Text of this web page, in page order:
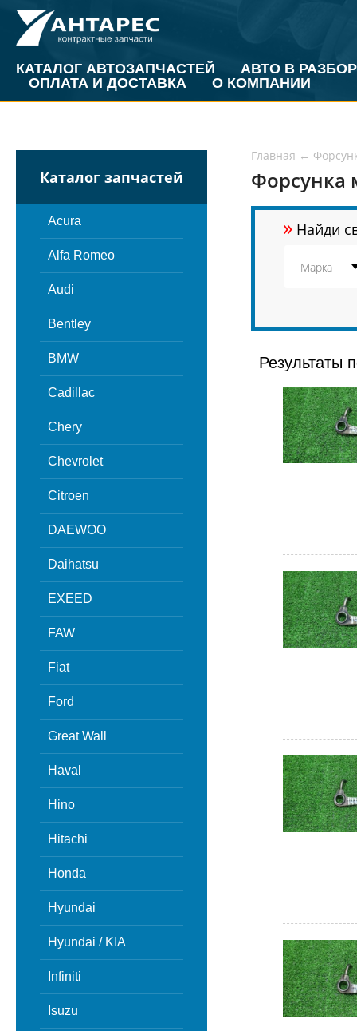
КАТАЛОГ АВТОЗАПЧАСТЕЙ
АВТО В РАЗБОР
ОПЛАТА И ДОСТАВКА
О КОМПАНИИ
Каталог запчастей
Acura
Alfa Romeo
Audi
Bentley
BMW
Cadillac
Chery
Chevrolet
Citroen
DAEWOO
Daihatsu
EXEED
FAW
Fiat
Ford
Great Wall
Haval
Hino
Hitachi
Honda
Hyundai
Hyundai / KIA
Infiniti
Isuzu
Главная ←
Форсунка
» Найди
Результаты